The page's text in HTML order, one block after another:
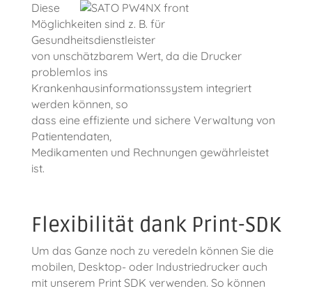
Diese
Möglichkeiten sind z. B. für
Gesundheitsdienstleister
von unschätzbarem Wert, da die Drucker
problemlos ins
Krankenhausinformationssystem integriert
werden können, so
dass eine effiziente und sichere Verwaltung von
Patientendaten,
Medikamenten und Rechnungen gewährleistet
ist.
Flexibilität dank Print-SDK
Um das Ganze noch zu veredeln können Sie die
mobilen, Desktop- oder Industriedrucker auch
mit unserem Print SDK verwenden. So können